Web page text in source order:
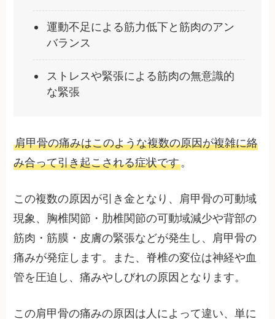
運動不足による筋力低下と筋肉のアン
バランス
ストレスや緊張による筋肉の無意識的
な緊張
肩甲骨の痛みはこのような複数の原因が複雑に絡
み合って引き起こされる症状です。
この複数の原因が引き金となり、肩甲骨の可動域
現象、胸椎関節・肋椎関節の可動域減少や背部の
筋肉・筋膜・皮膚の緊張などが発生し、肩甲骨の
痛みが発症します。また、脊椎の変位は神経や血
管を圧迫し、痛みやしびれの原因となります。
この肩甲骨の痛みの原因は人によって違い、単に